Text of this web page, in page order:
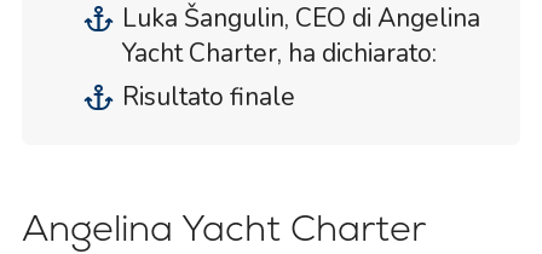
Luka Šangulin, CEO di Angelina
Yacht Charter, ha dichiarato:
Risultato finale
Angelina Yacht Charter